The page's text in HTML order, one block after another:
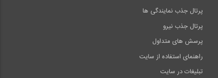
پرتال جذب نمایندگی ها
پرتال جذب نیرو
پرسش های متداول
راهنمای استفاده از سایت
تبلیغات در سایت